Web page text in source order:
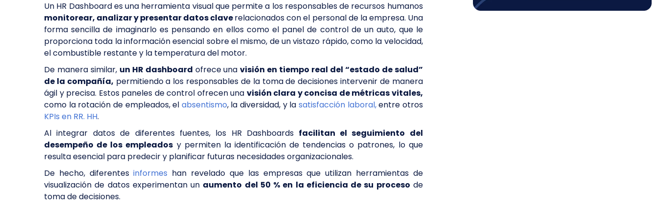
Un HR Dashboard es una herramienta visual que permite a los responsables de recursos humanos
monitorear, analizar y presentar datos claverelacionados con el personal de la empresa. Una
forma sencilla de imaginarlo es pensando en ellos como el panel de control de un auto, que le
proporciona toda la información esencial sobre el mismo, de un vistazo rápido, como la velocidad,
el combustible restante y la temperatura del motor.
De manera similar, un HR dashboard ofrece unavisión en tiempo real del “estado de salud”
de la compañía, permitiendo a los responsables de la toma de decisiones intervenir de manera
ágil y precisa. Estos paneles de control ofrecen una visión clara y concisa de métricas vitales,
como la rotación de empleados, el absentismo, la diversidad, y la satisfacción laboral,entre otros
KPIs en RR. HH.
Al integrar datos de diferentes fuentes, los HR Dashboards facilitan el seguimiento del
desempeño de los empleados y permiten la identificación de tendencias o patrones, lo que
resulta esencial para predecir y planificar futuras necesidades organizacionales.
De hecho, diferentesinformes han revelado que las empresas que utilizan herramientas de
visualización de datos experimentan un aumento del 50 % en la eficiencia de su proceso de
toma de decisiones.